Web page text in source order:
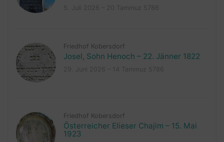
Friedhof Kobersdorf
Josel, Sohn Henoch – 22. Jänner 1822
Friedhof Kobersdorf
Österreicher Elieser Chajim – 15. Mai
1923